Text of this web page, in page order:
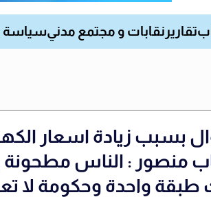
تقارير نقابات و مجتمع مدنيسياسة
بسبب زيادة اسعار
منصور : الناس مطحونة
طبقة واحدة وحكومة لا